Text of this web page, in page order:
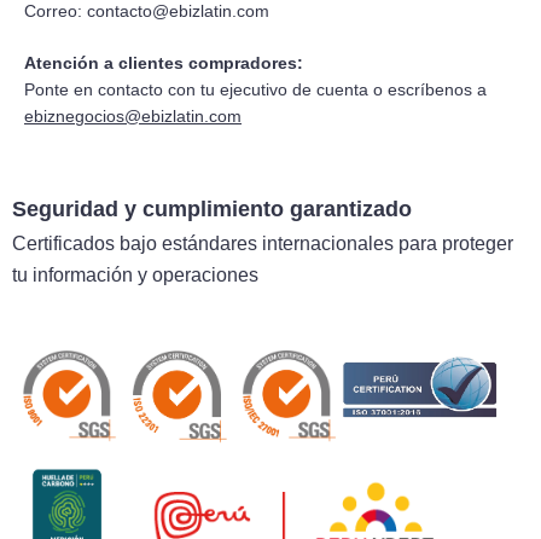
Correo: contacto@ebizlatin.com
Atención a clientes compradores:
Ponte en contacto con tu ejecutivo de cuenta o escríbenos a
ebiznegocios@ebizlatin.com
Seguridad y cumplimiento garantizado
Certificados bajo estándares internacionales para proteger
tu información y operaciones